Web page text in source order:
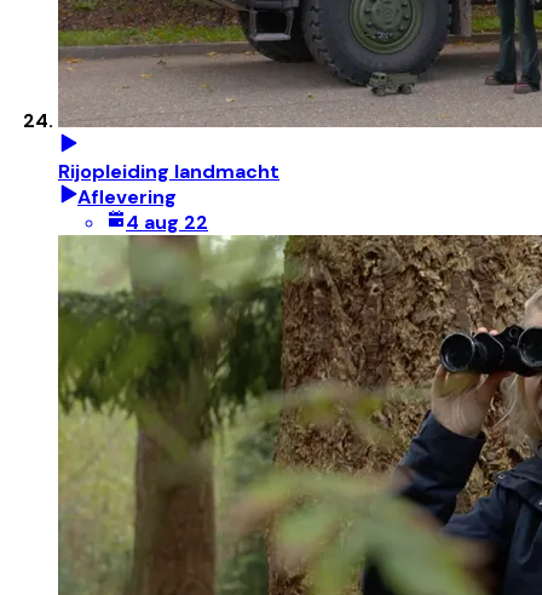
Rijopleiding landmacht
Aflevering
4 aug 22